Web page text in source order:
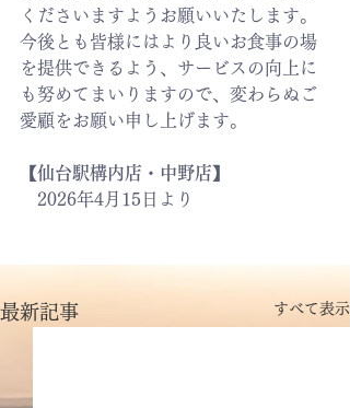
くださいますようお願いいたします。
今後とも皆様にはより良いお食事の場
を提供できるよう、サービスの向上に
も努めてまいりますので、変わらぬご
愛顧をお願い申し上げます。
【仙台駅構内店・中野店】
2026年4月15日より
最新記事 すべて表示